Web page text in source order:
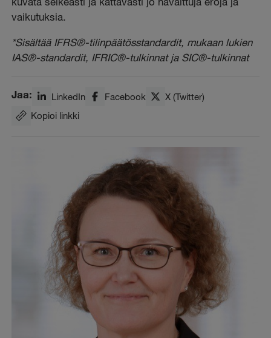
vaikutuksia.
*Sisältää IFRS®-tilinpäätösstandardit, mukaan lukien
IAS®-standardit, IFRIC®-tulkinnat ja SIC®-tulkinnat
Jaa: LinkedIn Facebook
X (Twitter)
Kopioi linkki